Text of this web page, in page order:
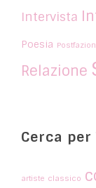
Intervista
Poesia
Relazione
Cerca per
artiste classico